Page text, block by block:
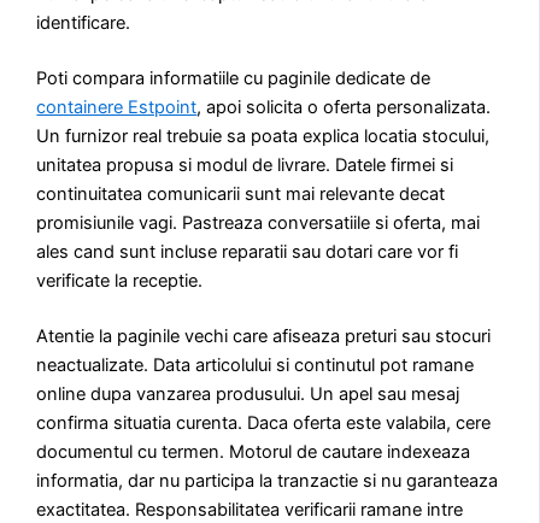
identificare.
Poti compara informatiile cu paginile dedicate de
containere Estpoint, apoi solicita o oferta personalizata.
Un furnizor real trebuie sa poata explica locatia stocului,
unitatea propusa si modul de livrare. Datele firmei si
continuitatea comunicarii sunt mai relevante decat
promisiunile vagi. Pastreaza conversatiile si oferta, mai
ales cand sunt incluse reparatii sau dotari care vor fi
verificate la receptie.
Atentie la paginile vechi care afiseaza preturi sau stocuri
neactualizate. Data articolului si continutul pot ramane
online dupa vanzarea produsului. Un apel sau mesaj
confirma situatia curenta. Daca oferta este valabila, cere
documentul cu termen. Motorul de cautare indexeaza
informatia, dar nu participa la tranzactie si nu garanteaza
exactitatea. Responsabilitatea verificarii ramane intre